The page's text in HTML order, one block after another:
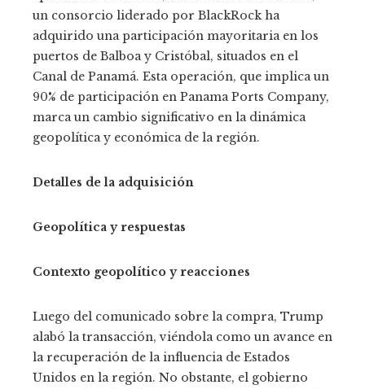
un consorcio liderado por BlackRock ha
adquirido una participación mayoritaria en los
puertos de Balboa y Cristóbal, situados en el
Canal de Panamá. Esta operación, que implica un
90% de participación en Panama Ports Company,
marca un cambio significativo en la dinámica
geopolítica y económica de la región.
Detalles de la adquisición
Geopolítica y respuestas
Contexto geopolítico y reacciones
Luego del comunicado sobre la compra, Trump
alabó la transacción, viéndola como un avance en
la recuperación de la influencia de Estados
Unidos en la región. No obstante, el gobierno